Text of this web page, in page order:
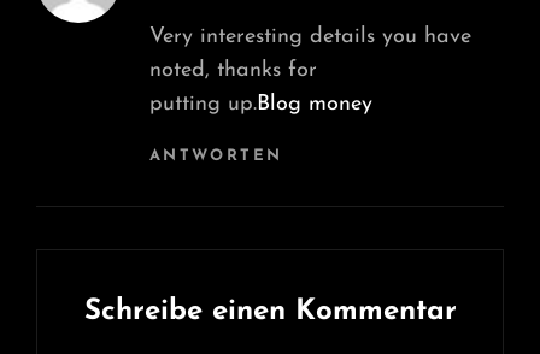
Very interesting details you have
noted, thanks for
putting up.Blog money
ANTWORTEN
Schreibe einen Kommentar